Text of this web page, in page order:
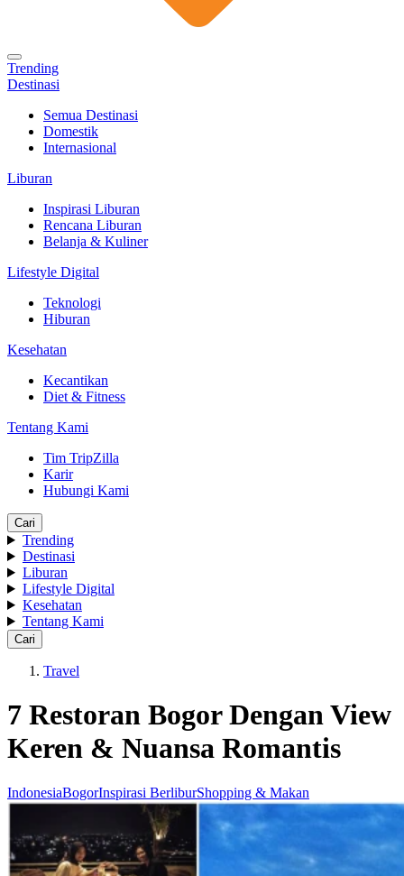
Trending
Destinasi
Semua Destinasi
Domestik
Internasional
Liburan
Inspirasi Liburan
Rencana Liburan
Belanja & Kuliner
Lifestyle Digital
Teknologi
Hiburan
Kesehatan
Kecantikan
Diet & Fitness
Tentang Kami
Tim TripZilla
Karir
Hubungi Kami
Cari
Trending
Destinasi
Liburan
Lifestyle Digital
Kesehatan
Tentang Kami
Cari
Travel
7 Restoran Bogor Dengan View
Keren & Nuansa Romantis
IndonesiaBogorInspirasi BerliburShopping & Makan